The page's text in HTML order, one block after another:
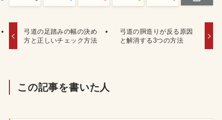
弓道の足踏みの幅の決め
方と正しいチェック方法
弓道の胴造りが反る原因
と解消する3つの方法
この記事を書いた人